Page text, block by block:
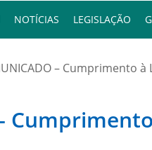
NOTÍCIAS LEGISLAÇÃO
– Cumprimento